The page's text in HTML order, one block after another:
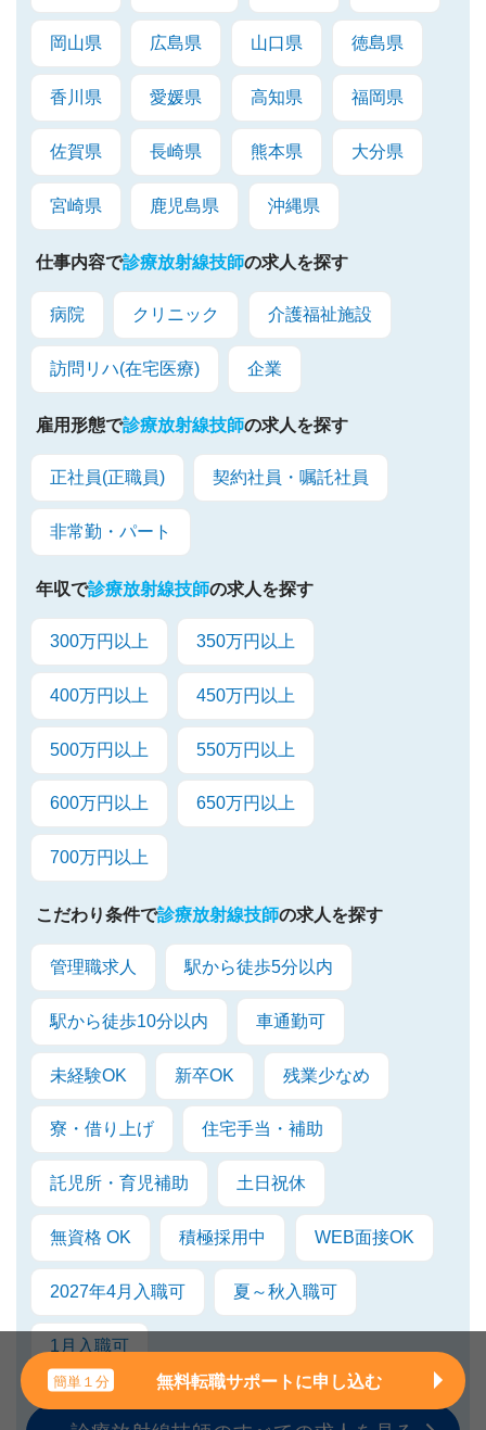
岡山県 広島県 山口県 徳島県
香川県 愛媛県 高知県 福岡県
佐賀県 長崎県 熊本県 大分県
宮崎県 鹿児島県 沖縄県
仕事内容で診療放射線技師の求人を探す
病院 クリニック 介護福祉施設
訪問リハ(在宅医療) 企業
雇用形態で診療放射線技師の求人を探す
正社員(正職員) 契約社員・嘱託社員
非常勤・パート
年収で診療放射線技師の求人を探す
300万円以上 350万円以上
400万円以上 450万円以上
500万円以上 550万円以上
600万円以上 650万円以上
700万円以上
こだわり条件で診療放射線技師の求人を探す
管理職求人 駅から徒歩5分以内
駅から徒歩10分以内 車通勤可
未経験OK 新卒OK 残業少なめ
寮・借り上げ 住宅手当・補助
託児所・育児補助 土日祝休
無資格 OK 積極採用中 WEB面接OK
2027年4月入職可 夏～秋入職可
1月入職可
簡単１分 無料転職サポートに申し込む